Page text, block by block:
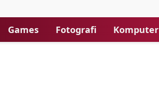
Games Fotografi Komputer